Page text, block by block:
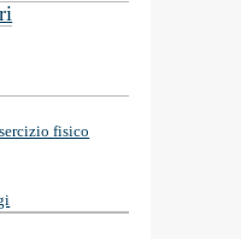
fisico